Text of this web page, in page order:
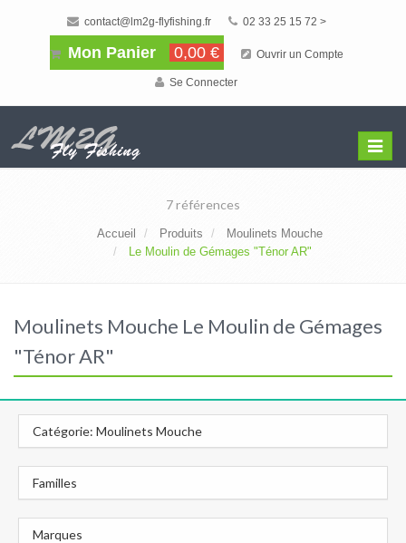
contact@lm2g-flyfishing.fr 02 33 25 15 72 >
Mon Panier 0,00 € Ouvrir un Compte
Se Connecter
Menu
7 références
Accueil Produits
Moulinets Mouche
Le Moulin de Gémages "Ténor AR"
Moulinets Mouche Le Moulin de Gémages
"Ténor AR"
Catégorie: Moulinets Mouche
Familles
Marques